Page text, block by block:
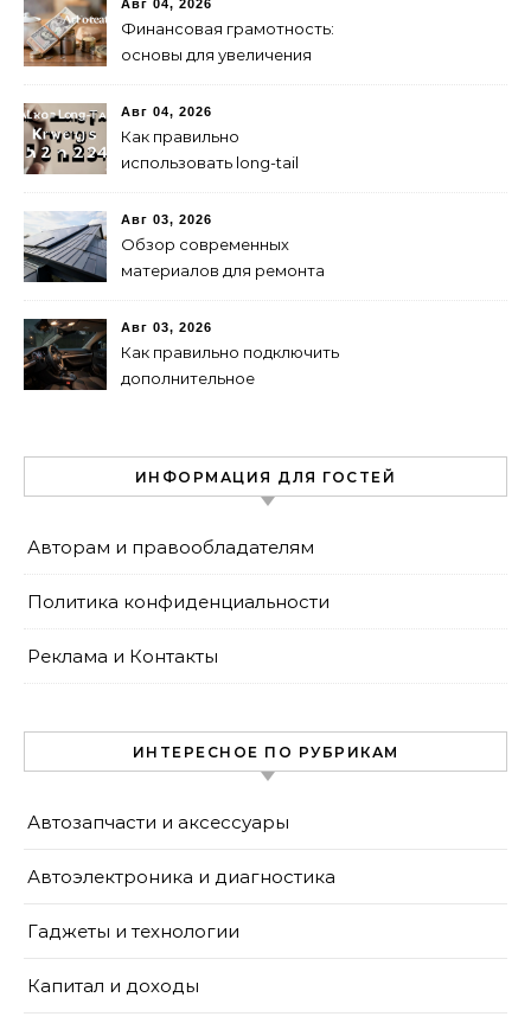
Авг 04, 2026
Финансовая грамотность:
основы для увеличения
Авг 04, 2026
Как правильно
использовать long-tail
году для продвижения
сайта
Авг 03, 2026
Обзор современных
материалов для ремонта
Авг 03, 2026
Как правильно подключить
дополнительное
ИНФОРМАЦИЯ ДЛЯ ГОСТЕЙ
Авторам и правообладателям
Политика конфиденциальности
Реклама и Контакты
ИНТЕРЕСНОЕ ПО РУБРИКАМ
Автозапчасти и аксессуары
Автоэлектроника и диагностика
Гаджеты и технологии
Капитал и доходы